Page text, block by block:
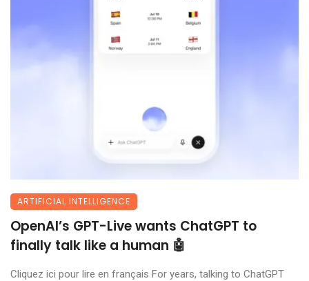
ARTIFICIAL INTELLIGENCE
OpenAI’s GPT-Live wants ChatGPT to
finally talk like a human 🤖
Cliquez ici pour lire en français For years, talking to ChatGPT